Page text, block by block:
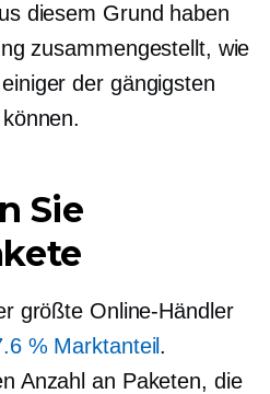
diesem Grund haben
zusammengestellt, wie
der gängigsten
Sie
größte Online-Händler
% Marktanteil.
Anzahl an Paketen, die